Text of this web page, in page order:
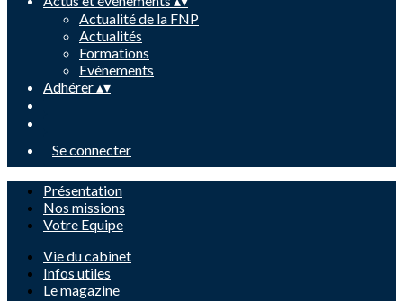
Actualité de la FNP
Actualités
Formations
Evénements
Adhérer▴▾
Se connecter
Présentation
Nos missions
Votre Equipe
Vie du cabinet
Infos utiles
Le magazine